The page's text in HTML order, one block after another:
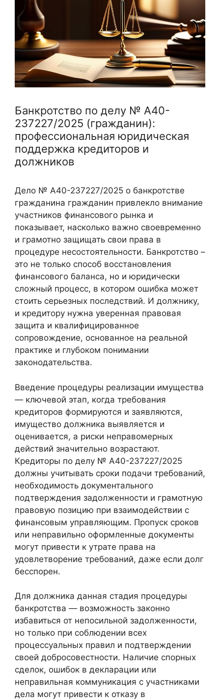
Банкротство по делу № А40-
237227/2025 (гражданин):
профессиональная юридическая
поддержка кредиторов и
должников
Дело № А40-237227/2025 о банкротстве
гражданина гражданин привлекло внимание
участников финансового рынка и
показывает, насколько важно своевременно
и грамотно защищать свои права в
процедуре несостоятельности. Банкротство –
это не только способ восстановления
финансового баланса, но и юридически
сложный процесс, в котором ошибка может
стоить серьезных последствий. И должнику,
и кредитору нужна уверенная правовая
защита и квалифицированное
сопровождение, основанное на реальной
практике и глубоком понимании
законодательства.
Введение процедуры реализации имущества
— ключевой этап, когда требования
кредиторов формируются и заявляются,
имущество должника выявляется и
оценивается, а риски неправомерных
действий значительно возрастают.
Кредиторы по делу № А40-237227/2025
должны учитывать сроки подачи требований,
необходимость документального
подтверждения задолженности и грамотную
правовую позицию при взаимодействии с
финансовым управляющим. Пропуск сроков
или неправильно оформленные документы
могут привести к утрате права на
удовлетворение требований, даже если долг
бесспорен.
Для должника данная стадия процедуры
банкротства — возможность законно
избавиться от непосильной задолженности,
но только при соблюдении всех
процессуальных правил и подтверждении
своей добросовестности. Наличие спорных
сделок, ошибок в декларации или
неправильная коммуникация с участниками
дела могут привести к отказу в